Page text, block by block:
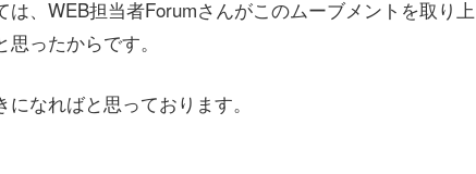
、WEB担当者Forumさんがこのムーブメントを取り上
ったからです。
なればと思っております。